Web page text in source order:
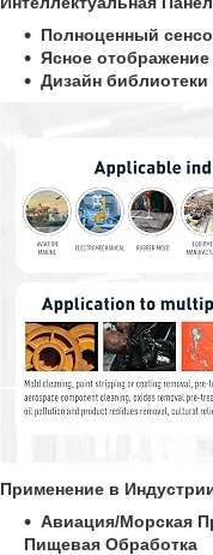
Полноценный
Ясное отображение
Дизайн
Применение в
Авиация/Морская
Пищевая Обработка